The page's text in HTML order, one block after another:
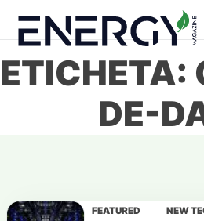
content
ETICHETA:
DE-
FEATURED
NEW